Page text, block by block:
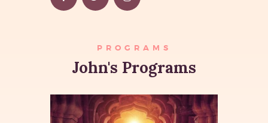
PROGRAMS
John's Programs